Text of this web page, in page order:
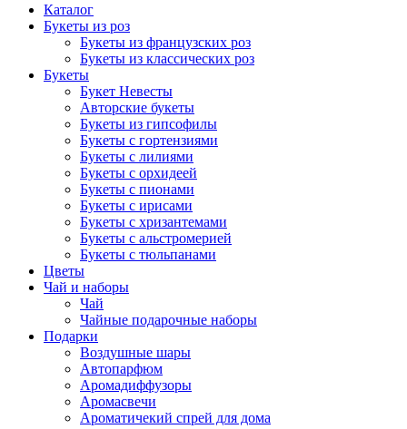
Каталог
Букеты из роз
Букеты из французских роз
Букеты из классических роз
Букеты
Букет Невесты
Авторские букеты
Букеты из гипсофилы
Букеты с гортензиями
Букеты с лилиями
Букеты с орхидеей
Букеты с пионами
Букеты с ирисами
Букеты с хризантемами
Букеты с альстромерией
Букеты с тюльпанами
Цветы
Чай и наборы
Чай
Чайные подарочные наборы
Подарки
Воздушные шары
Автопарфюм
Аромадиффузоры
Аромасвечи
Ароматичекий спрей для дома